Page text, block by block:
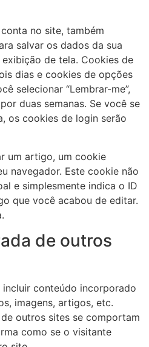
no site, também
salvar os dados da sua
de tela. Cookies de
dias e cookies de opções
selecionar “Lembrar-me”,
duas semanas. Se você se
os cookies de login serão
um artigo, um cookie
navegador. Este cookie não
e simplesmente indica o ID
que você acabou de editar.
de outros
conteúdo incorporado
imagens, artigos, etc.
outros sites se comportam
como se o visitante